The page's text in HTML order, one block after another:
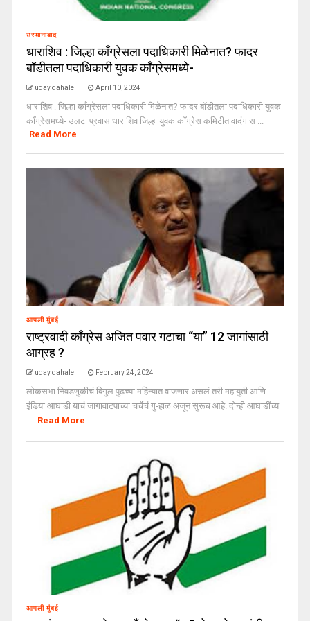
उस्मानाबाद
धाराशिव : जिल्हा काँग्रेसला पदाधिकारी मिळेनात? फादर
बॉडीतला पदाधिकारी युवक काँग्रेसमध्ये-
uday dahale April 10, 2024
धाराशिव : जिल्हा काँग्रेसला पदाधिकारी मिळेनात? फादर बॉडीतला पदाधिकारी युवक
काँग्रेसमध्ये- उलटा प्रवास धाराशिव जिल्हा युवक काँग्रेस कमिटीत वादंग स ...
Read More
आपली मुंबई
राष्ट्रवादी काँग्रेस अजित पवार गटाचा “या” 12 जागांसाठी
आग्रह ?
uday dahale February 24, 2024
लोकसभा निवडणुकीचं बिगुल पुढच्या महिन्यात वाजणार असलं तरी महायुती आणि
इंडिया आघाडी याचं जागावाटपाच्या चर्चेचं गु-हाळ अजून सुरूच आहे. दोन्ही आघाडींच्य
... Read More
आपली मुंबई